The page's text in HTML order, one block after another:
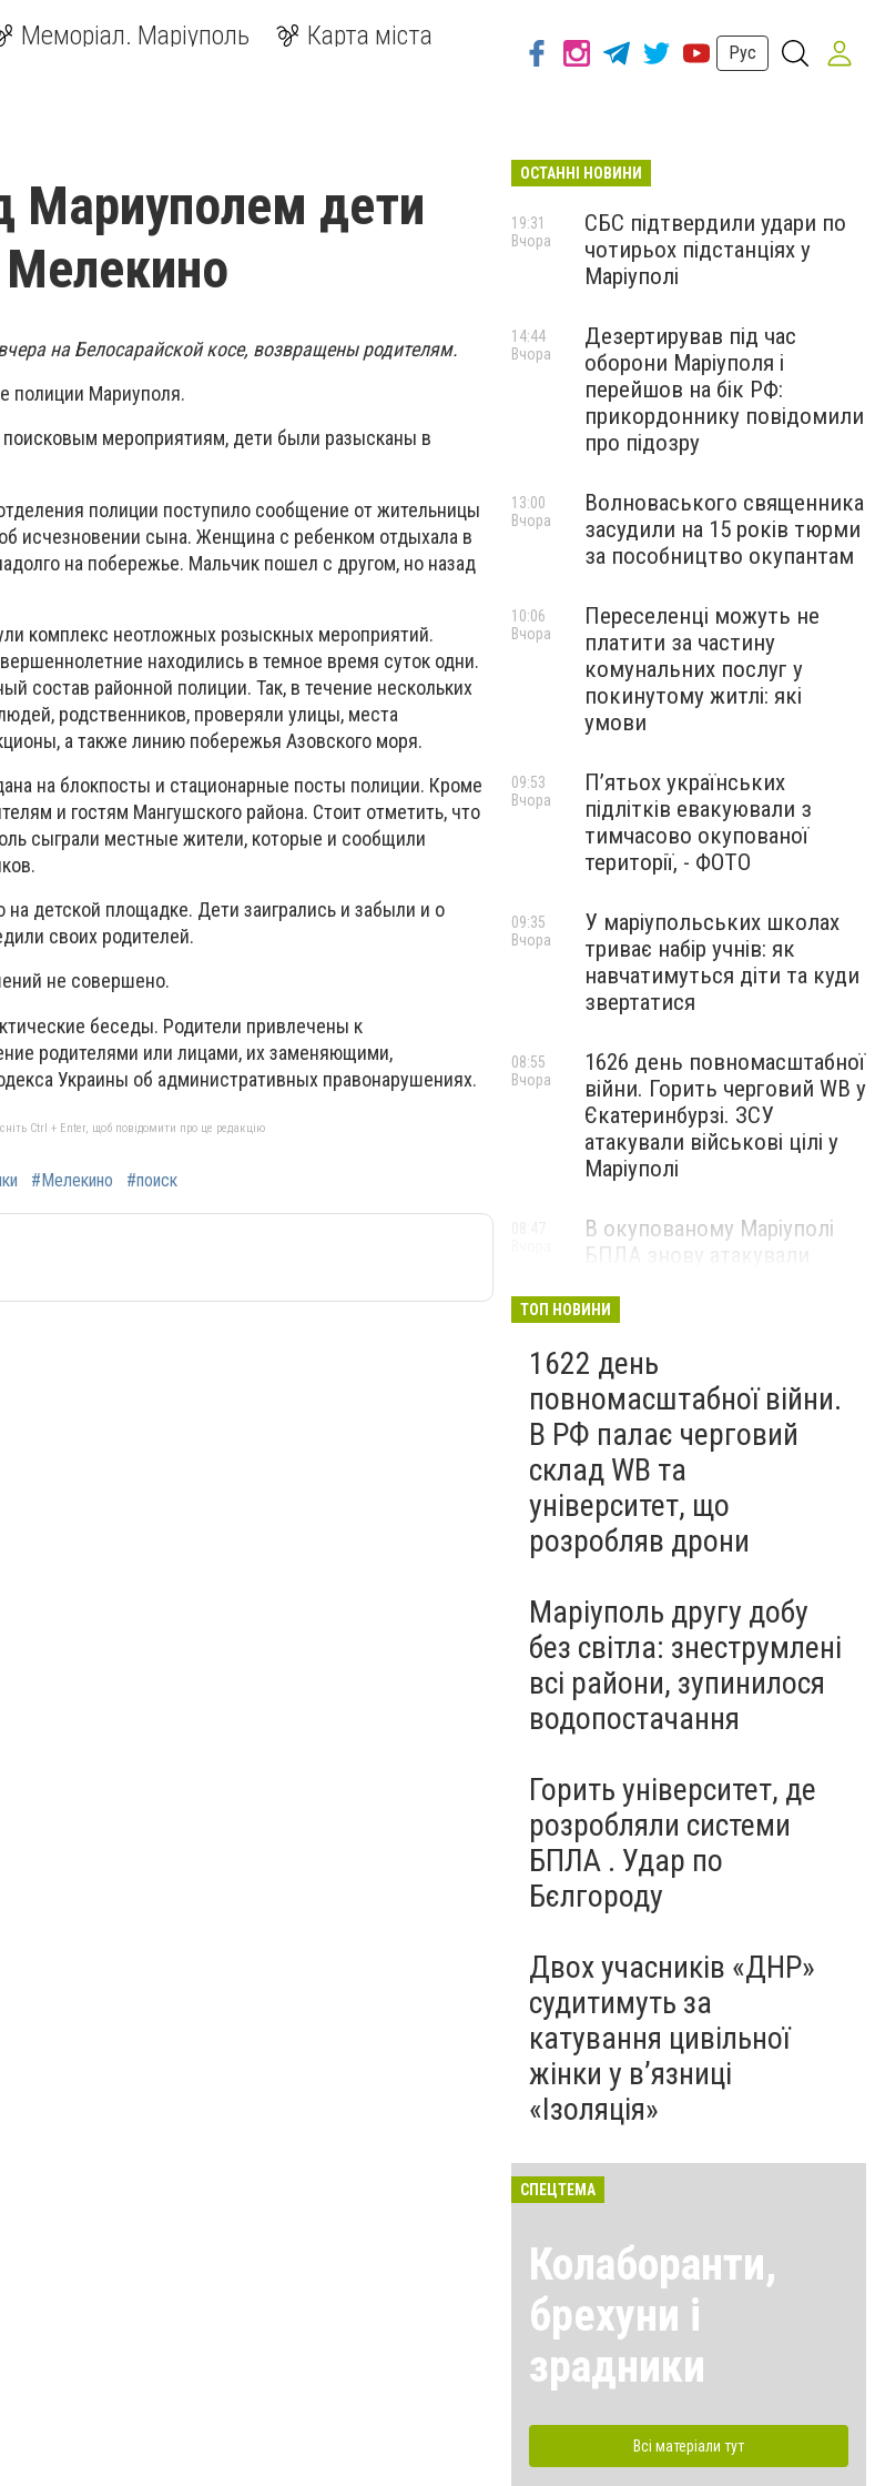
Меморіал. Маріуполь Карта міста
Рус
Мариуполем дети
на Белосарайской косе, возвращены родителям.
полиции Мариуполя.
мероприятиям, дети были разысканы в
полиции поступило сообщение от жительницы
исчезновении сына. Женщина с ребенком отдыхала в
на побережье. Мальчик пошел с другом, но назад
комплекс неотложных розыскных мероприятий.
находились в темное время суток одни.
состав районной полиции. Так, в течение нескольких
родственников, проверяли улицы, места
а также линию побережья Азовского моря.
на блокпосты и стационарные посты полиции. Кроме
и гостям Мангушского района. Стоит отметить, что
сыграли местные жители, которые и сообщили
детской площадке. Дети заигрались и забыли и о
своих родителей.
не совершено.
беседы. Родители привлечены к
родителями или лицами, их заменяющими,
Украины об административных правонарушениях.
Ctrl + Enter, щоб повідомити про це редакцію
#Мелекино #поиск
ОСТАННІ НОВИНИ
СБС підтвердили удари по
чотирьох підстанціях у
Маріуполі
19:31
Вчора
Дезертирував під час
оборони Маріуполя і
перейшов на бік РФ:
прикордоннику повідомили
про підозру
14:44
Вчора
Волноваського священника
засудили на 15 років тюрми
за пособництво окупантам
13:00
Вчора
Переселенці можуть не
платити за частину
комунальних послуг у
покинутому житлі: які
умови
10:06
Вчора
П’ятьох українських
підлітків евакуювали з
тимчасово окупованої
території, - ФОТО
09:53
Вчора
У маріупольських школах
триває набір учнів: як
навчатимуться діти та куди
звертатися
09:35
Вчора
1626 день повномасштабної
війни. Горить черговий WB у
Єкатеринбурзі. ЗСУ
атакували військові цілі у
Маріуполі
08:55
Вчора
В окупованому Маріуполі
БПЛА знову атакували
— ВІДЕО
ТОП НОВИНИ
1622 день
повномасштабної війни.
В РФ палає черговий
склад WB та
університет, що
розробляв дрони
Маріуполь другу добу
без світла: знеструмлені
всі райони, зупинилося
водопостачання
Горить університет, де
розробляли системи
БПЛА . Удар по
Бєлгороду
Двох учасників «ДНР»
судитимуть за
катування цивільної
жінки у в’язниці
«Ізоляція»
СПЕЦТЕМА
Колаборанти,
брехуни і
зрадники
Всі матеріали тут